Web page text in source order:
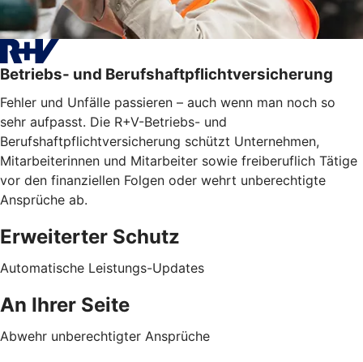
Betriebs- und Berufshaftpflichtversicherung
Fehler und Unfälle passieren – auch wenn man noch so
sehr aufpasst. Die R+V-Betriebs- und
Berufshaftpflichtversicherung schützt Unternehmen,
Mitarbeiterinnen und Mitarbeiter sowie freiberuflich Tätige
vor den finanziellen Folgen oder wehrt unberechtigte
Ansprüche ab.
Erweiterter Schutz
Automatische Leistungs-Updates
An Ihrer Seite
Abwehr unberechtigter Ansprüche